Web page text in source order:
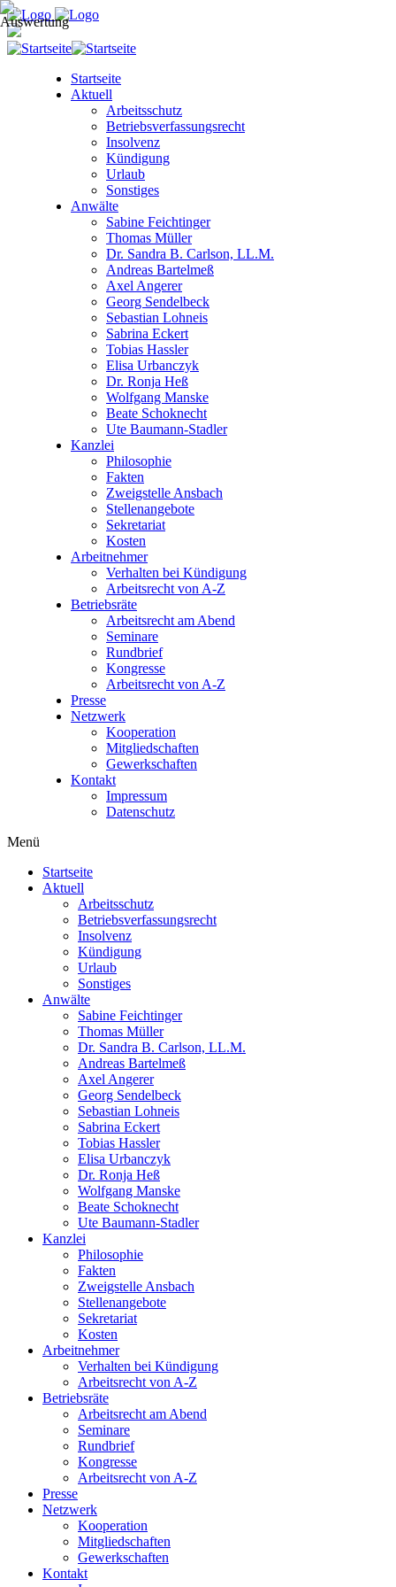
Startseite
Aktuell
Arbeitsschutz
Betriebsverfassungsrecht
Insolvenz
Kündigung
Urlaub
Sonstiges
Anwälte
Sabine Feichtinger
Thomas Müller
Dr. Sandra B. Carlson, LL.M.
Andreas Bartelmeß
Axel Angerer
Georg Sendelbeck
Sebastian Lohneis
Sabrina Eckert
Tobias Hassler
Elisa Urbanczyk
Dr. Ronja Heß
Wolfgang Manske
Beate Schoknecht
Ute Baumann-Stadler
Kanzlei
Philosophie
Fakten
Zweigstelle Ansbach
Stellenangebote
Sekretariat
Kosten
Arbeitnehmer
Verhalten bei Kündigung
Arbeitsrecht von A-Z
Betriebsräte
Arbeitsrecht am Abend
Seminare
Rundbrief
Kongresse
Arbeitsrecht von A-Z
Presse
Netzwerk
Kooperation
Mitgliedschaften
Gewerkschaften
Kontakt
Impressum
Datenschutz
Menü
Startseite
Aktuell
Arbeitsschutz
Betriebsverfassungsrecht
Insolvenz
Kündigung
Urlaub
Sonstiges
Anwälte
Sabine Feichtinger
Thomas Müller
Dr. Sandra B. Carlson, LL.M.
Andreas Bartelmeß
Axel Angerer
Georg Sendelbeck
Sebastian Lohneis
Sabrina Eckert
Tobias Hassler
Elisa Urbanczyk
Dr. Ronja Heß
Wolfgang Manske
Beate Schoknecht
Ute Baumann-Stadler
Kanzlei
Philosophie
Fakten
Zweigstelle Ansbach
Stellenangebote
Sekretariat
Kosten
Arbeitnehmer
Verhalten bei Kündigung
Arbeitsrecht von A-Z
Betriebsräte
Arbeitsrecht am Abend
Seminare
Rundbrief
Kongresse
Arbeitsrecht von A-Z
Presse
Netzwerk
Kooperation
Mitgliedschaften
Gewerkschaften
Kontakt